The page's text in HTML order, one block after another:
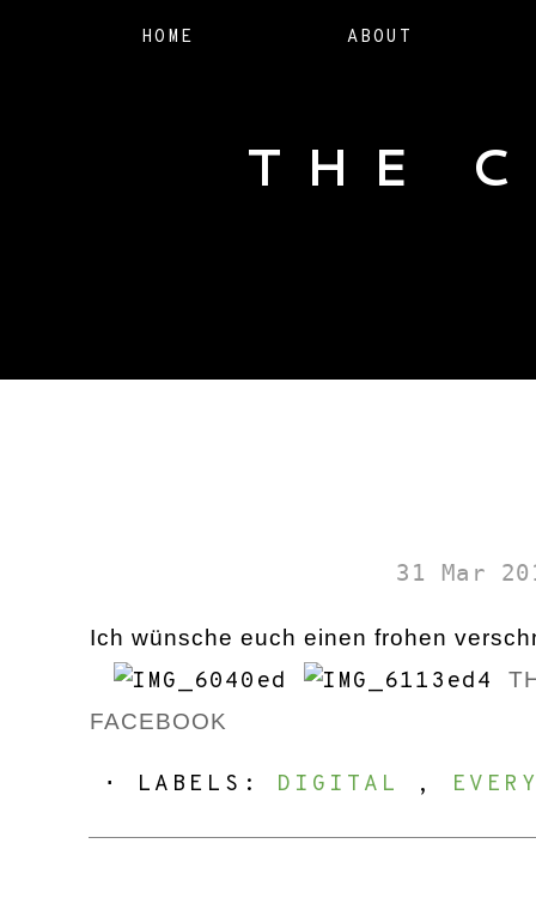
HOME ABOUT
THE
31 Mar
Ich wünsche euch einen frohen
FACEBOOK
⋅ LABELS: DIGITAL ,